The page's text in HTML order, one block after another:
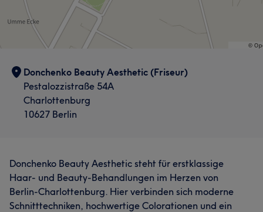
Donchenko Beauty Aesthetic (Friseur)
Pestalozzistraße 54A
Charlottenburg
10627 Berlin
Donchenko Beauty Aesthetic steht für erstklassige
Haar- und Beauty-Behandlungen im Herzen von
Berlin-Charlottenburg. Hier verbinden sich moderne
Schnitttechniken, hochwertige Colorationen und ein